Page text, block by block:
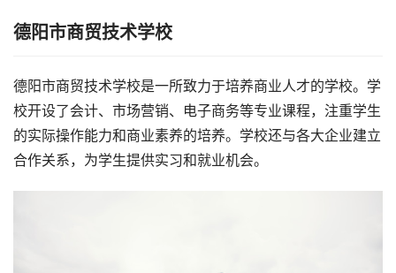
德阳市商贸技术学校
德阳市商贸技术学校是一所致力于培养商业人才的学校。学
校开设了会计、市场营销、电子商务等专业课程，注重学生
的实际操作能力和商业素养的培养。学校还与各大企业建立
合作关系，为学生提供实习和就业机会。